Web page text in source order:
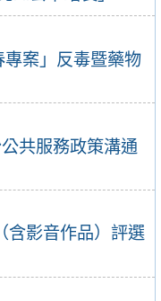
專案」反毒暨藥物
共服務政策溝通
含影音作品）評選